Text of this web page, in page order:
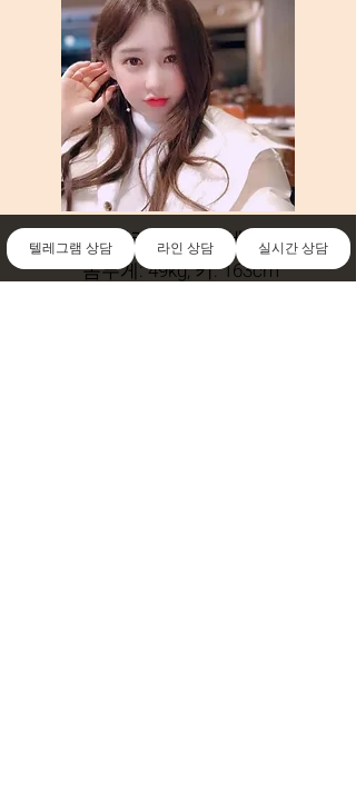
텔레그램 상담 라인 상담 실시간 상담
나래, 나이: 27세
몸무게: 49kg, 키: 163cm